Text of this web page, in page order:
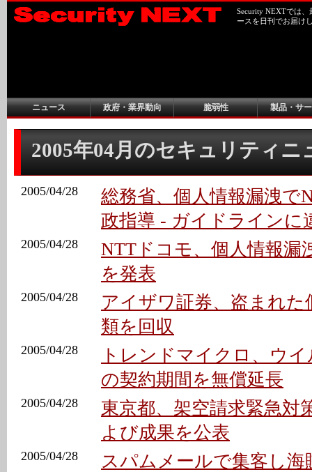
Security NEXTでは
ースを日刊でお届け
ニュース 政府・業界動向 脆弱性 製品・サ
2005年04月のセキュリティニ
2005/04/28
総務省、個人情報漏洩で
政指導 - ガイドラインに
2005/04/28
NTTドコモ、個人情報漏
を発表
2005/04/28
アイザワ証券、盗まれた
類を回収
2005/04/28
トレンドマイクロ、ウ
の契約期間を無償延長
2005/04/28
東京都、架空請求緊急対
よび成果を公表
2005/04/28
スパムメールで集客し海